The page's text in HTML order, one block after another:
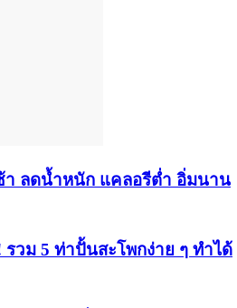
า ลดน้ำหนัก แคลอรีต่ำ อิ่มนาน
วม 5 ท่าปั้นสะโพกง่าย ๆ ทำได้